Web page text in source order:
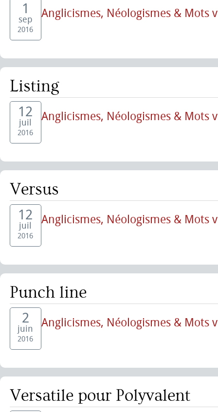
1
sep
2016
Anglicismes, Néologismes & Mots
Listing
12
juil
2016
Anglicismes, Néologismes & Mots
Versus
12
juil
2016
Anglicismes, Néologismes & Mots
Punch line
2
juin
2016
Anglicismes, Néologismes & Mots
Versatile pour Polyvalent